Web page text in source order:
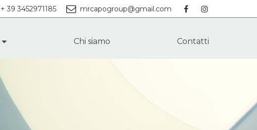
+ 39 3452971185 mrcapogroup@gmail.com
Chi siamo Contatti